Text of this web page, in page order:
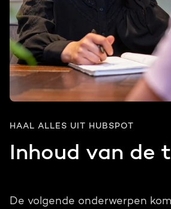
HAAL ALLES UIT HUBSPOT
Inhoud van de
De volgende onderwerpen